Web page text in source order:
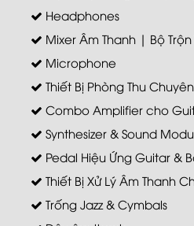
Headphones
Mixer Âm Thanh | Bộ Trộn
Microphone
Thiết Bị Phòng Thu
Combo Amplifier cho
Synthesizer & Sound
Pedal Hiệu Ứng Guitar &
Thiết Bị Xử Lý Âm Thanh
Trống Jazz & Cymbals